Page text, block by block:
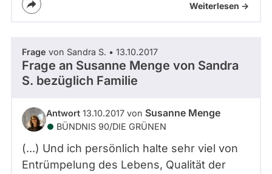
Weiterlesen ->
Frage von Sandra S. • 13.10.2017
Frage an Susanne Menge von Sandra
S. bezüglich Familie
Antwort 13.10.2017 von Susanne Menge
BÜNDNIS 90/­DIE GRÜNEN
(...) Und ich persönlich halte sehr viel von
Entrümpelung des Lebens, Qualität der